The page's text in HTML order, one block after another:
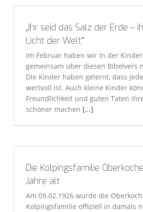
„Ihr seid das Salz der Erde –
Licht der Welt“
Im Februar haben wir in der
gemeinsam über diesen Bibelvers
Die Kinder haben gelernt, dass
wertvoll ist. Auch kleine Kinder
Freundlichkeit und guten Taten
schöner machen [...]
Die Kolpingsfamilie
Jahre alt
Am 09.02.1926 wurde die
Kolpingsfamilie offiziell in damals